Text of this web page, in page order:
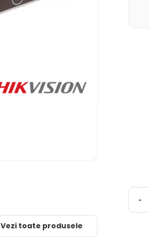
Vezi toate produsele
-